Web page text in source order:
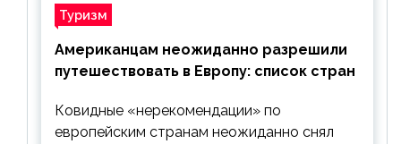
Туризм
Американцам неожиданно разрешили
путешествовать в Европу: список стран
Ковидные «нерекомендации» по
европейским странам неожиданно снял